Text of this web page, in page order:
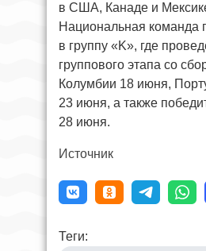
в США, Канаде и
Национальная команда
в группу «K», где
группового этапа со
Колумбии 18 июня,
23 июня, а также
28 июня.
Источник
Теги: